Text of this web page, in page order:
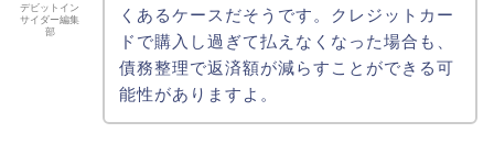
デビットイン
サイダー編集
部
くあるケースだそうです。クレジットカー
ドで購入し過ぎて払えなくなった場合も、
債務整理で返済額が減らすことができる可
能性がありますよ。